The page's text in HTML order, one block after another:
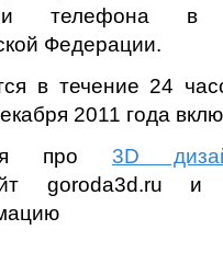
телефона в
Федерации.
в течение 24
2011 года
про 3D
goroda3d.ru